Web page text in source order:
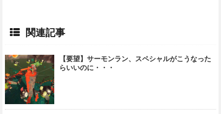
関連記事
【要望】サーモンラン、スペシャルがこうなった
らいいのに・・・